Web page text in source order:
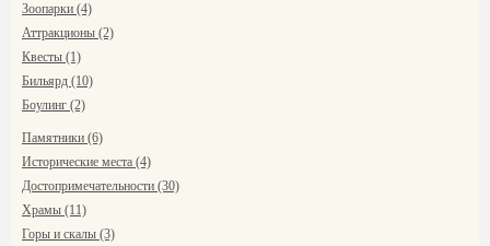
Зоопарки (4)
Аттракционы (2)
Квесты (1)
Бильярд (10)
Боулинг (2)
Памятники (6)
Исторические места (4)
Достопримечательности (30)
Храмы (11)
Горы и скалы (3)